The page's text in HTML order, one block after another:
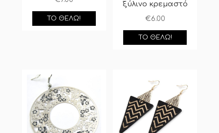
ΤΟ ΘΈΛΩ!
ξύλινο κρεμαστό
€6.00
ΤΟ ΘΈΛΩ!